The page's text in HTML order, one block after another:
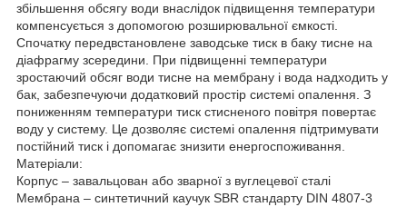
збільшення обсягу води внаслідок підвищення температури
компенсується з допомогою розширювальної ємкості.
Спочатку передвстановлене заводське тиск в баку тисне на
діафрагму зсередини. При підвищенні температури
зростаючий обсяг води тисне на мембрану і вода надходить у
бак, забезпечуючи додатковий простір системі опалення. З
пониженням температури тиск стисненого повітря повертає
воду у систему. Це дозволяє системі опалення підтримувати
постійний тиск і допомагає знизити енергоспоживання.
Матеріали:
Корпус – завальцован або зварної з вуглецевої сталі
Мембрана – синтетичний каучук SBR стандарту DIN 4807-3